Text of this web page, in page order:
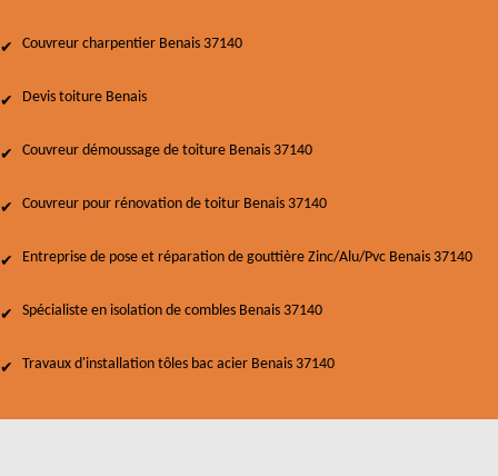
Couvreur charpentier Benais 37140
Devis toiture Benais
Couvreur démoussage de toiture Benais 37140
Couvreur pour rénovation de toitur Benais 37140
Entreprise de pose et réparation de gouttière Zinc/Alu/Pvc Benais 37140
Spécialiste en isolation de combles Benais 37140
Travaux d'installation tôles bac acier Benais 37140